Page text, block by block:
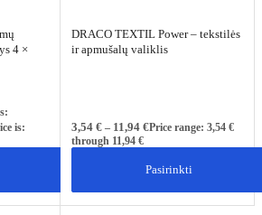
4 ×
is:
DRACO TEXTIL Power – tekstilės
ir apmušalų valiklis
3,54 € – 11,94 €Price range: 3,54 €
through 11,94 €
Pasirinkti